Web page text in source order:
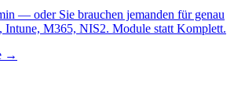
— oder Sie brauchen jemanden für genau
Intune, M365, NIS2. Module statt Komplett.
→